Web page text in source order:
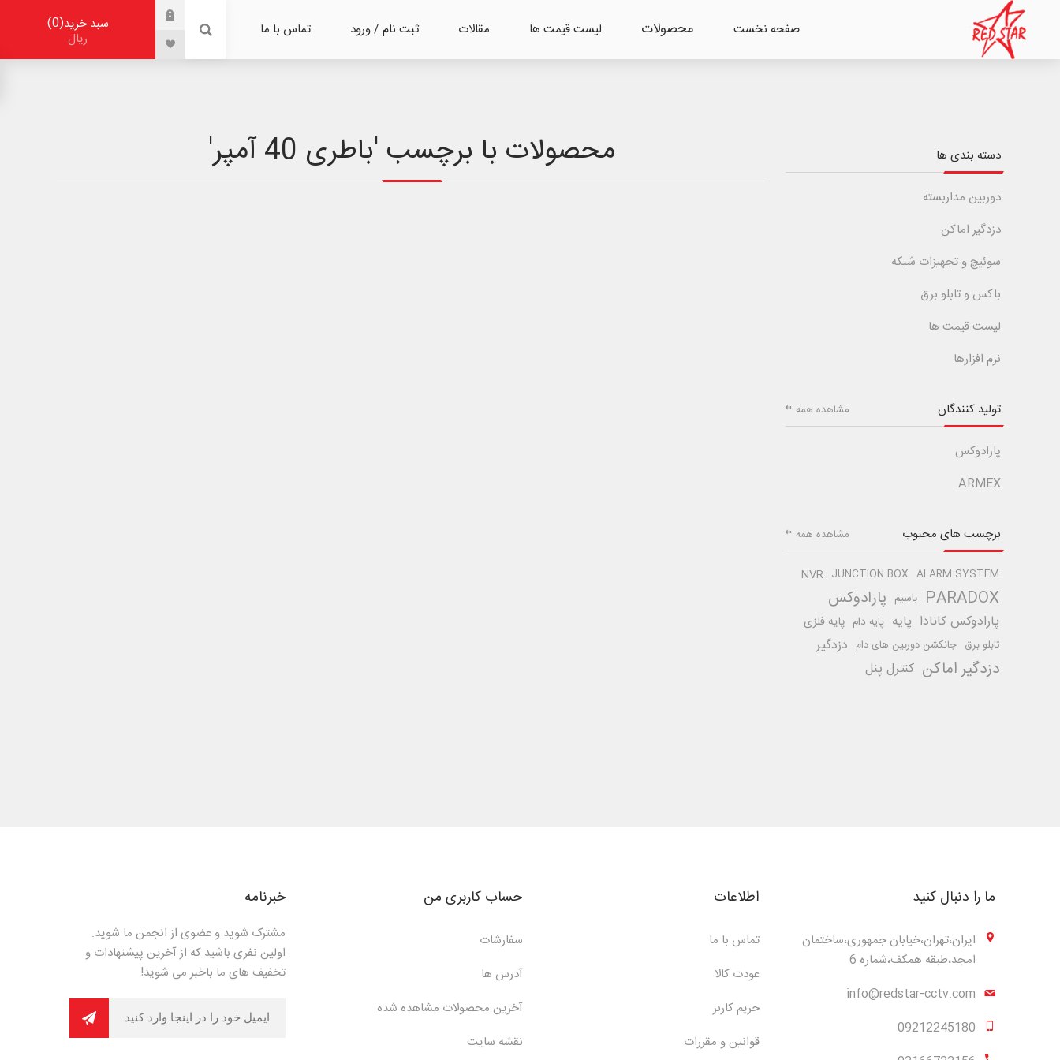
صفحه نخست محصولات لیست قیمت ها مقالات ثبت نام / ورود تماس با ما سبد خرید 0
ریال
محصولات با برچسب 'باطری 40 آمپر' دسته بندی ها
دوربین مداربسته
دزدگیر اماکن
سوئیچ و تجهیزات شبکه
باکس و تابلو برق
لیست قیمت ها
نرم افزارها
تولید کنندگان
پارادوکس
ARMEX
مشاهده همه
برچسب های محبوب
ALARM SYSTEM
JUNCTION BOX
NVR
PARADOX باسیم پارادوکس
پارادوکس کانادا پایه پایه دام پایه فلزی
تابلو برق جانکشن دوربین های دام دزدگیر
دزدگیر اماکن کنترل پنل
مشاهده همه
ما را دنبال کنید
ایران،تهران،خیابان جمهوری،ساختمان
امجد،طبقه همکف،شماره 6
info@redstar-cctv.com
09212245180
اطلاعات
تماس با ما
عودت کالا
حریم کاربر
قوانین و مقررات
حساب کاربری من
سفارشات
آدرس ها
آخرین محصولات مشاهده شده
نقشه سایت
خبرنامه
مشترک شوید و عضوی از انجمن ما شوید.
اولین نفری باشید که از آخرین پیشنهادات و
تخفیف های ما باخبر می شوید!